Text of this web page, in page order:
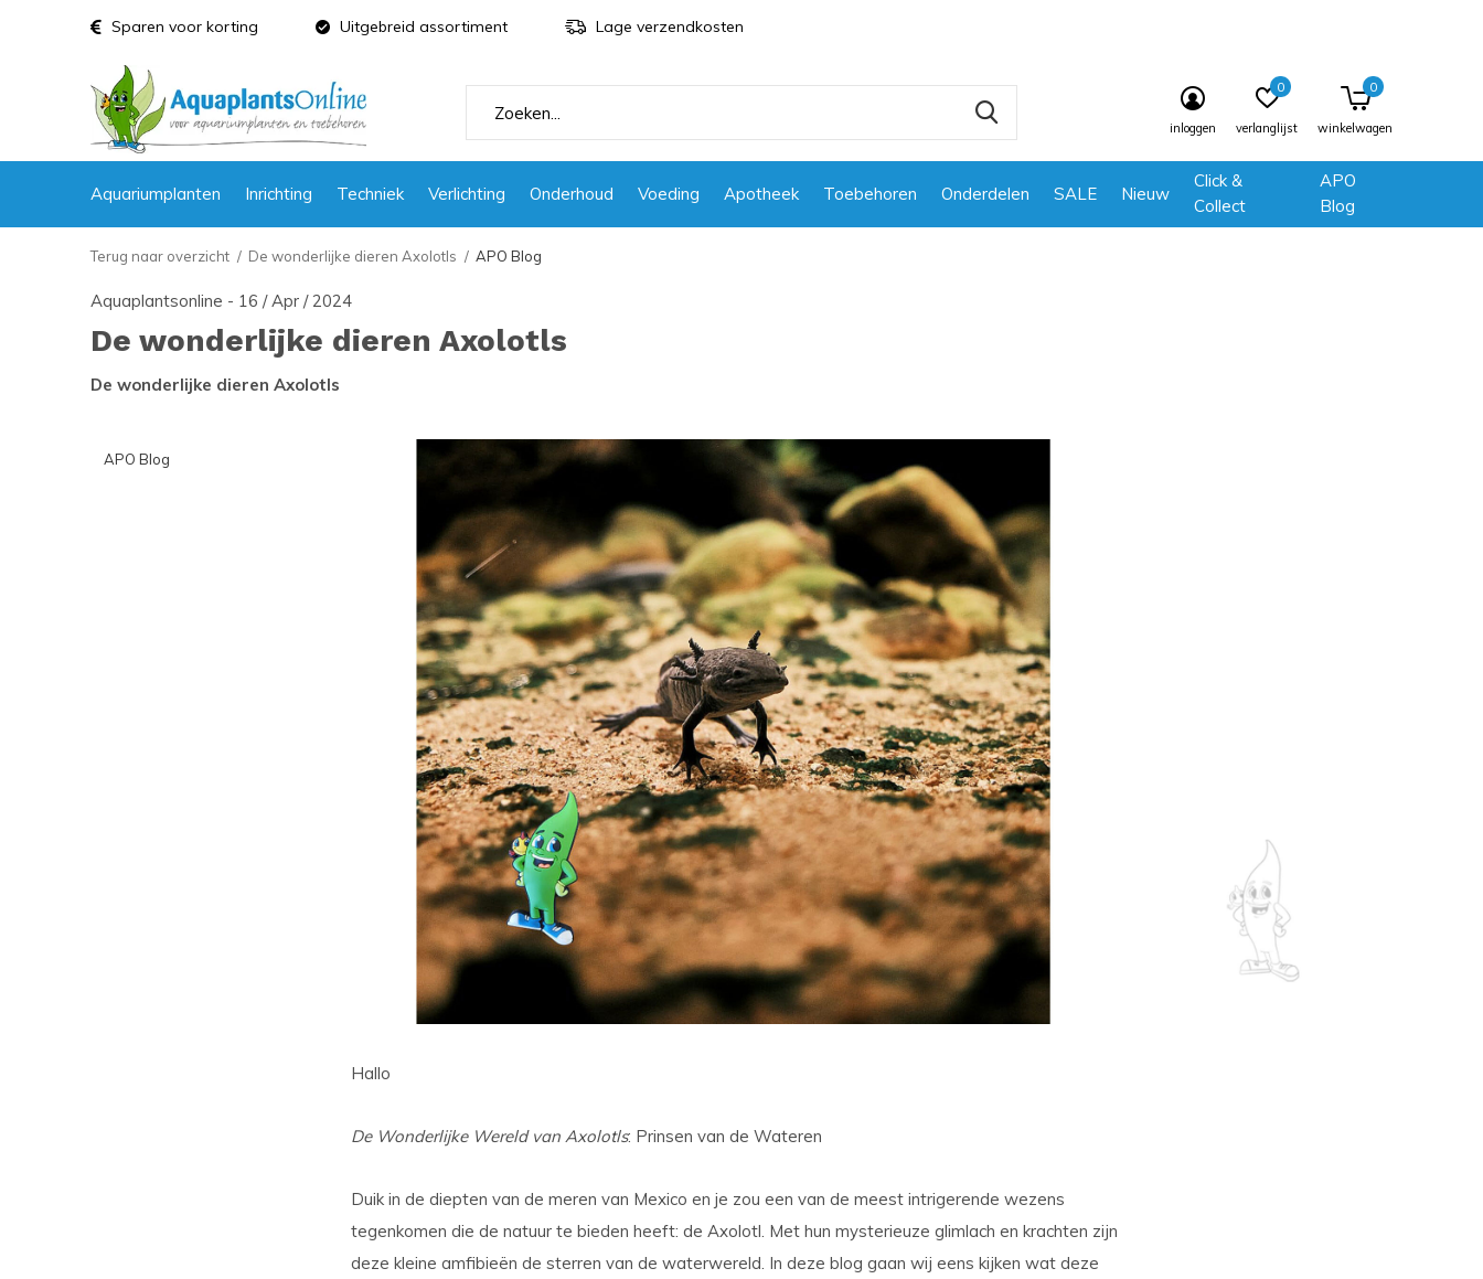
Aquariumplanten Inrichting Techniek Verlichting Onderhoud Voeding Apotheek Toebehoren Onderdelen SALE Nieuw
Click &
Collect
APO
Blog
inloggen verlanglijst
0
winkelwagen
0
Sparen voor korting Uitgebreid assortiment Lage verzendkosten
Terug naar overzicht De wonderlijke dieren Axolotls APO Blog
Aquaplantsonline - 16 / Apr / 2024
De wonderlijke dieren Axolotls
De wonderlijke dieren Axolotls
APO Blog
Hallo
De Wonderlijke Wereld van Axolotls: Prinsen van de Wateren
Duik in de diepten van de meren van Mexico en je zou een van de meest intrigerende wezens
tegenkomen die de natuur te bieden heeft: de Axolotl. Met hun mysterieuze glimlach en krachten zijn
deze kleine amfibieën de sterren van de waterwereld. In deze blog gaan wij eens kijken wat deze